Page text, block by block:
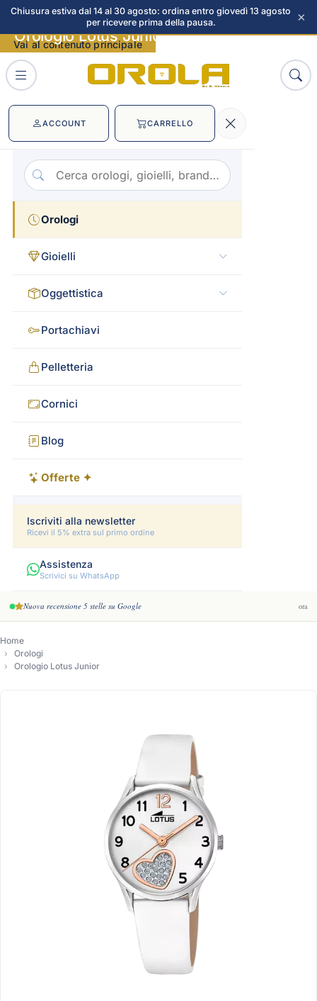
Chiusura estiva dal 14 al 30 agosto: ordina entro giovedì 13 agosto
per ricevere prima della pausa.
×
Vai al contenuto principale
ACCOUNT CARRELLO
Orologi
Gioielli
Oggettistica
Portachiavi
Pelletteria
Cornici
Blog
Offerte ✦
Iscriviti alla newsletter
Ricevi il 5% extra sul primo ordine
Assistenza
Scrivici su WhatsApp
Nuova recensione 5 stelle su Google ora
Home
Orologi
Orologio Lotus Junior
Orologio Lotus Junior immagini